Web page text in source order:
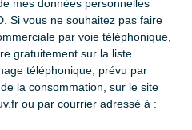
mes données personnelles
Si vous ne souhaitez pas faire
par voie téléphonique,
gratuitement sur la liste
téléphonique, prévu par
la consommation, sur le site
ou par courrier adressé à :